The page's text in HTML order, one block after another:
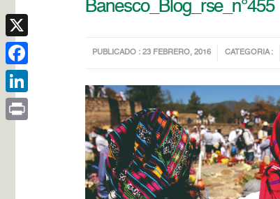
Banesco_Blog_rse_n°455
PUBLICADO : 23 FEBRERO, 2016 CATEGORIA :
X
Facebook
LinkedIn